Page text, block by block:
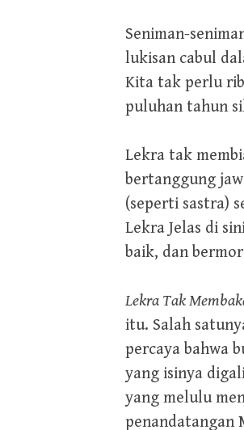
Seniman-
lukisan cabul
Kita tak perlu
puluhan tahun
Lekra tak
bertanggung
(seperti sastra)
Lekra Jelas di
baik, dan
Lekra Tak
itu. Salah
percaya bahwa
yang isinya
yang melulu
penandatangan